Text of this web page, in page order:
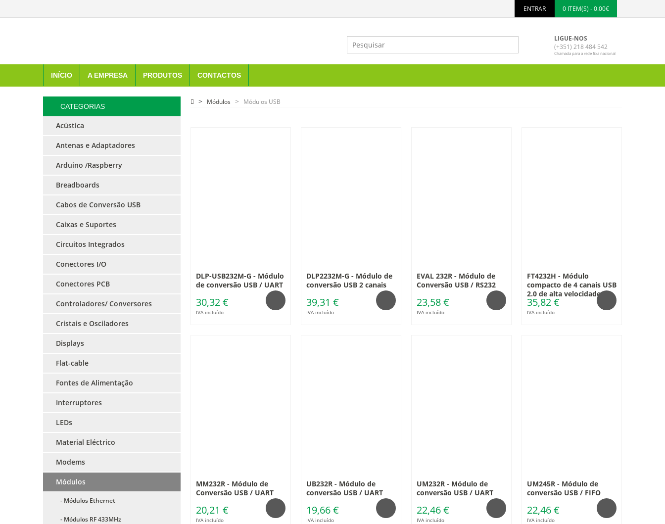
ENTRAR 0 ITEM(S) - 0.00€
LIGUE-NOS
(+351) 218 484 542
Chamada para a rede fixa nacional
INÍCIO A EMPRESA PRODUTOS CONTACTOS
CATEGORIAS
Acústica
Antenas e Adaptadores
Arduino /Raspberry
Breadboards
Cabos de Conversão USB
Caixas e Suportes
Circuitos Integrados
Conectores I/O
Conectores PCB
Controladores/ Conversores
Cristais e Osciladores
Displays
Flat-cable
Fontes de Alimentação
Interruptores
LEDs
Material Eléctrico
Modems
Módulos
- Módulos Ethernet
- Módulos RF 433MHz
Módulos Módulos USB
DLP-USB232M-G - Módulo
de conversão USB / UART
30,32 €
IVA incluído
DLP2232M-G - Módulo de
conversão USB 2 canais
39,31 €
IVA incluído
EVAL 232R - Módulo de
Conversão USB / RS232
23,58 €
IVA incluído
FT4232H - Módulo
compacto de 4 canais USB
2.0 de alta velocidade
35,82 €
IVA incluído
MM232R - Módulo de
Conversão USB / UART
20,21 €
IVA incluído
UB232R - Módulo de
conversão USB / UART
19,66 €
IVA incluído
UM232R - Módulo de
conversão USB / UART
22,46 €
IVA incluído
UM245R - Módulo de
conversão USB / FIFO
22,46 €
IVA incluído